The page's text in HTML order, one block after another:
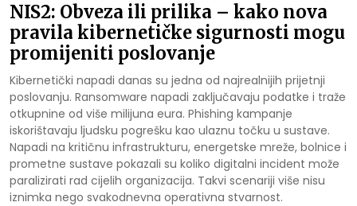
NIS2: Obveza ili prilika – kako nova
pravila kibernetičke sigurnosti mogu
promijeniti poslovanje
Kibernetički napadi danas su jedna od najrealnijih prijetnji
poslovanju. Ransomware napadi zaključavaju podatke i traže
otkupnine od više milijuna eura. Phishing kampanje
iskorištavaju ljudsku pogrešku kao ulaznu točku u sustave.
Napadi na kritičnu infrastrukturu, energetske mreže, bolnice i
prometne sustave pokazali su koliko digitalni incident može
paralizirati rad cijelih organizacija. Takvi scenariji više nisu
iznimka nego svakodnevna operativna stvarnost.